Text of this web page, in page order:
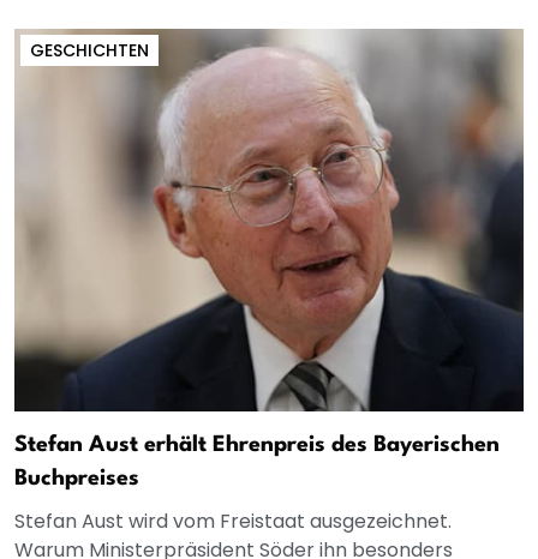
GESCHICHTEN
Stefan Aust erhält Ehrenpreis des Bayerischen
Buchpreises
Stefan Aust wird vom Freistaat ausgezeichnet.
Warum Ministerpräsident Söder ihn besonders